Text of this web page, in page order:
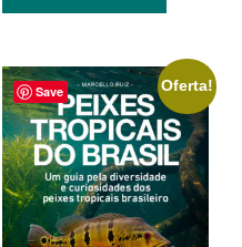
Save Oferta!